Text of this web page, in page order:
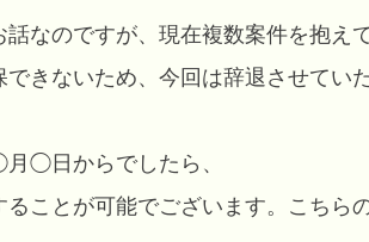
なのですが、現在複数案件を抱え
きないため、今回は辞退させてい
◯日からでしたら、
ことが可能でございます。こちら